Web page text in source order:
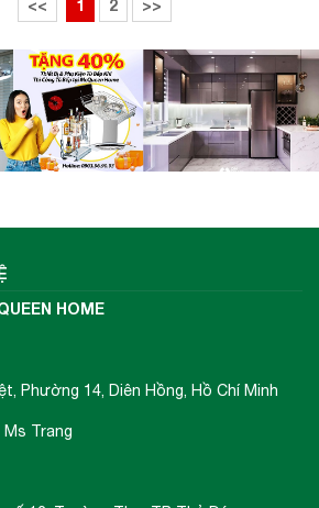
<< 1 2 >>
HOME
Phường 14, Diên Hồng, Hồ Chí Minh
Ms Trang